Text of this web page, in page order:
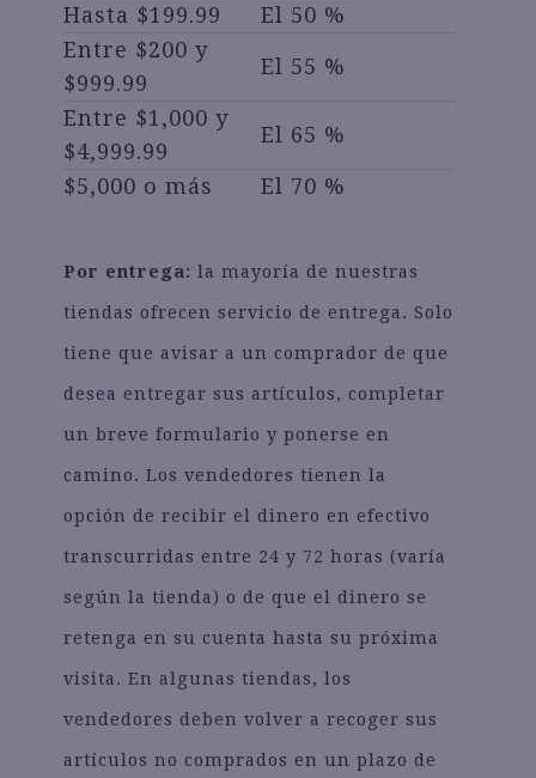
Hasta $199.99
El 50 %
Entre $200 y
$999.99
El 55 %
Entre $1,000 y
$4,999.99
El 65 %
$5,000 o más El 70 %
Por entrega: la mayoría de nuestras
tiendas ofrecen servicio de entrega. Solo
tiene que avisar a un comprador de que
desea entregar sus artículos, completar
un breve formulario y ponerse en
camino. Los vendedores tienen la
opción de recibir el dinero en efectivo
transcurridas entre 24 y 72 horas (varía
según la tienda) o de que el dinero se
retenga en su cuenta hasta su próxima
visita. En algunas tiendas, los
vendedores deben volver a recoger sus
artículos no comprados en un plazo de